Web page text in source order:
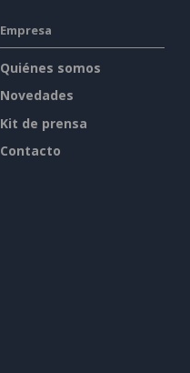
Empresa
Quiénes somos
Novedades
Kit de prensa
Contacto